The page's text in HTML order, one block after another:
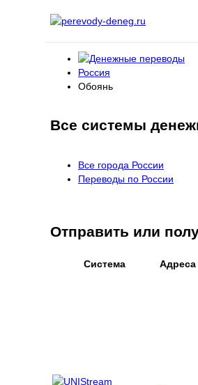
Россия
Обоянь
Все системы
Все города России
Переводы по России
Отправить или
Система